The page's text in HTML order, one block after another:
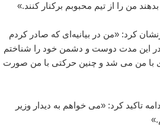
من را از تیم محبوبم برکنار کنند.»
کرد: «من در بیانیه‌ای که صادر کردم
این مدت دوست و دشمن خود را شناختم
با من می شد و چنین حرکتی با من صورت
تاکید کرد: «می خواهم به دیدار وزیر